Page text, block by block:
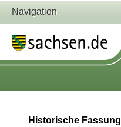
Navigation
Historische Fassung